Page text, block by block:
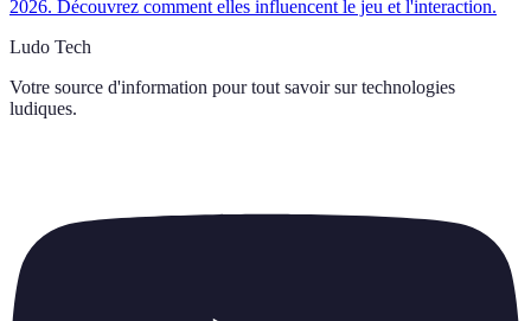
2026. Découvrez comment elles influencent le jeu et l'interaction.
Ludo Tech
Votre source d'information pour tout savoir sur technologies
ludiques.